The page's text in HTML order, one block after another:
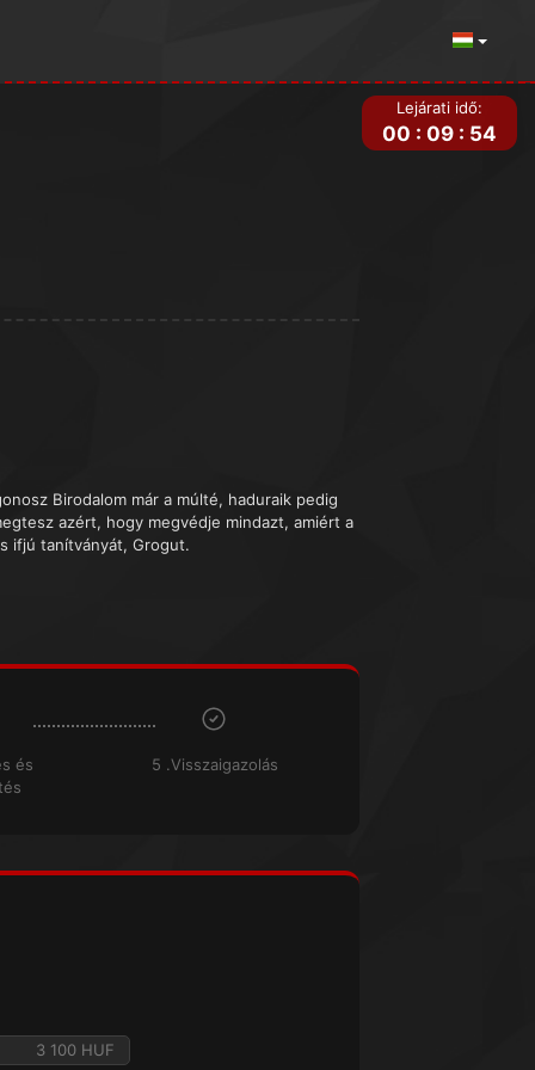
Lejárati idő:
00 : 09 : 54
Birodalom már a múlté, haduraik pedig
azért, hogy megvédje mindazt, amiért a
ifjú tanítványát, Grogut.
és
5 .Visszaigazolás
3 100 HUF